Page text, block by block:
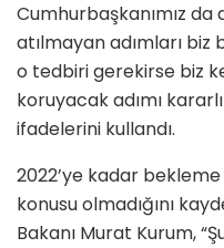
Cumhurbaşkanımız da
atılmayan adımları
o tedbiri gerekirse biz
koruyacak adımı
ifadelerini kullandı.
2022’ye kadar
konusu olmadığını
Bakanı Murat Kurum,